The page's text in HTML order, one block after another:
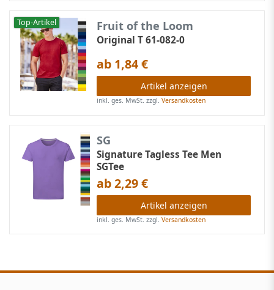
Top-Artikel Fruit of the Loom
Original T 61-082-0
ab 1,84 €
Artikel anzeigen
inkl. ges. MwSt. zzgl.Versandkosten
SG
Signature Tagless Tee Men
SGTee
ab 2,29 €
Artikel anzeigen
inkl. ges. MwSt. zzgl.Versandkosten